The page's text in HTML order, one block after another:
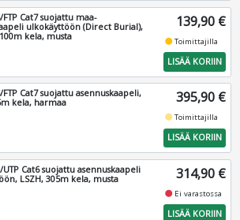
FTP Cat7 suojattu maa-
ulkokäyttöön (Direct Burial),
100m kela, musta
139,90 €
fiber_manual_recordToimittajilla
LISÄÄ KORIIN
FTP Cat7 suojattu asennuskaapeli,
kela, harmaa
395,90 €
fiber_manual_recordToimittajilla
LISÄÄ KORIIN
UTP Cat6 suojattu asennuskaapeli
LSZH, 305m kela, musta
314,90 €
fiber_manual_record Ei varastossa
LISÄÄ KORIIN